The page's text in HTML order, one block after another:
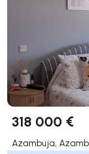
318 000 €
Azambuja,